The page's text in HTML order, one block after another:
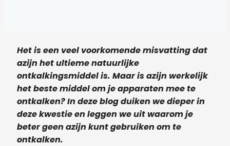
Het is een veel voorkomende misvatting dat
azijn het ultieme natuurlijke
ontkalkingsmiddel is. Maar is azijn werkelijk
het beste middel om je apparaten mee te
ontkalken? In deze blog duiken we dieper in
deze kwestie en leggen we uit waarom je
beter geen azijn kunt gebruiken om te
ontkalken.